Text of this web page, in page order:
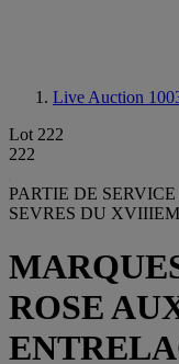
Live Auction
Lot 222
222
PARTIE DE
SEVRES DU
ROSE